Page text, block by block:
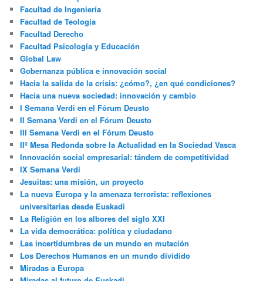
Facultad de Ingeniería
Facultad de Teología
Facultad Derecho
Facultad Psicología y Educación
Global Law
Gobernanza pública e innovación social
Hacia la salida de la crisis: ¿cómo?, ¿en qué condiciones?
Hacia una nueva sociedad: innovación y cambio
I Semana Verdi en el Fórum Deusto
II Semana Verdi en el Fórum Deusto
III Semana Verdi en el Fórum Deusto
IIº Mesa Redonda sobre la Actualidad en la Sociedad Vasca
Innovación social empresarial: tándem de competitividad
IX Semana Verdi
Jesuitas: una misión, un proyecto
La nueva Europa y la amenaza terrorista: reflexiones
universitarias desde Euskadi
La Religión en los albores del siglo XXI
La vida democrática: política y ciudadano
Las incertidumbres de un mundo en mutación
Los Derechos Humanos en un mundo dividido
Miradas a Europa